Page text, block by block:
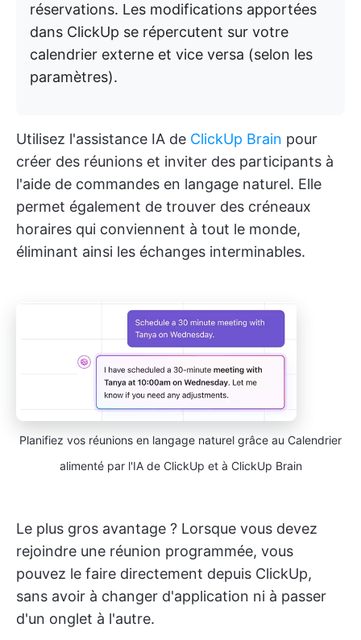
réservations. Les modifications apportées
dans ClickUp se répercutent sur votre
calendrier externe et vice versa (selon les
paramètres).
Utilisez l'assistance IA de ClickUp Brain pour
créer des réunions et inviter des participants à
l'aide de commandes en langage naturel. Elle
permet également de trouver des créneaux
horaires qui conviennent à tout le monde,
éliminant ainsi les échanges interminables.
Planifiez vos réunions en langage naturel grâce au Calendrier
alimenté par l'IA de ClickUp et à ClickUp Brain
Le plus gros avantage ? Lorsque vous devez
rejoindre une réunion programmée, vous
pouvez le faire directement depuis ClickUp,
sans avoir à changer d'application ni à passer
d'un onglet à l'autre.